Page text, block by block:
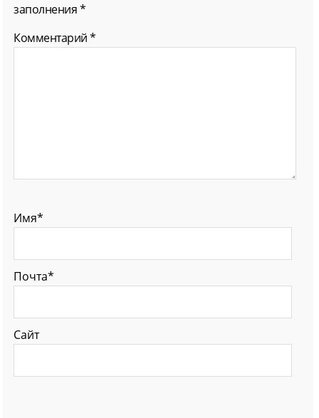
заполнения *
Комментарий*
Имя*
Почта*
Сайт